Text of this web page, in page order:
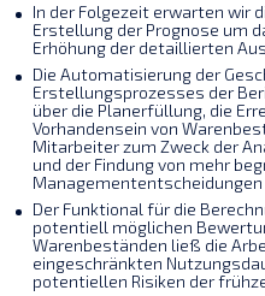
In der Folgezeit erwarten wir
Erstellung der Prognose um
Erhöhung der detaillierten
Die Automatisierung der
Erstellungsprozesses der
über die Planerfüllung, die
Vorhandensein von
Mitarbeiter zum Zweck der
und der Findung von mehr
Der Funktional für die
potentiell möglichen
Warenbeständen ließ die
eingeschränkten
potentiellen Risiken der